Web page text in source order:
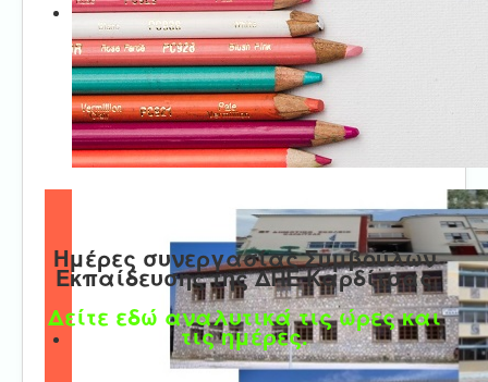
Τμήμα Γ'
Τμήμα Δ'
Τμήμα E'
Επικοινωνία
Ημέρες συνεργασίας Συμβούλων
Εκπαίδευσης της ΔΠΕ Καρδίτσας
Δείτε εδώ αναλυτικά τις ώρες και
τις ημέρες.